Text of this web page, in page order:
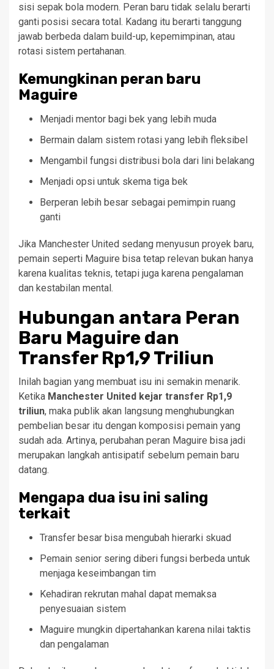
sisi sepak bola modern. Peran baru tidak selalu berarti
ganti posisi secara total. Kadang itu berarti tanggung
jawab berbeda dalam build-up, kepemimpinan, atau
rotasi sistem pertahanan.
Kemungkinan peran baru
Maguire
Menjadi mentor bagi bek yang lebih muda
Bermain dalam sistem rotasi yang lebih fleksibel
Mengambil fungsi distribusi bola dari lini belakang
Menjadi opsi untuk skema tiga bek
Berperan lebih besar sebagai pemimpin ruang
ganti
Jika Manchester United sedang menyusun proyek baru,
pemain seperti Maguire bisa tetap relevan bukan hanya
karena kualitas teknis, tetapi juga karena pengalaman
dan kestabilan mental.
Hubungan antara Peran
Baru Maguire dan
Transfer Rp1,9 Triliun
Inilah bagian yang membuat isu ini semakin menarik.
Ketika Manchester United kejar transfer Rp1,9
triliun, maka publik akan langsung menghubungkan
pembelian besar itu dengan komposisi pemain yang
sudah ada. Artinya, perubahan peran Maguire bisa jadi
merupakan langkah antisipatif sebelum pemain baru
datang.
Mengapa dua isu ini saling
terkait
Transfer besar bisa mengubah hierarki skuad
Pemain senior sering diberi fungsi berbeda untuk
menjaga keseimbangan tim
Kehadiran rekrutan mahal dapat memaksa
penyesuaian sistem
Maguire mungkin dipertahankan karena nilai taktis
dan pengalaman